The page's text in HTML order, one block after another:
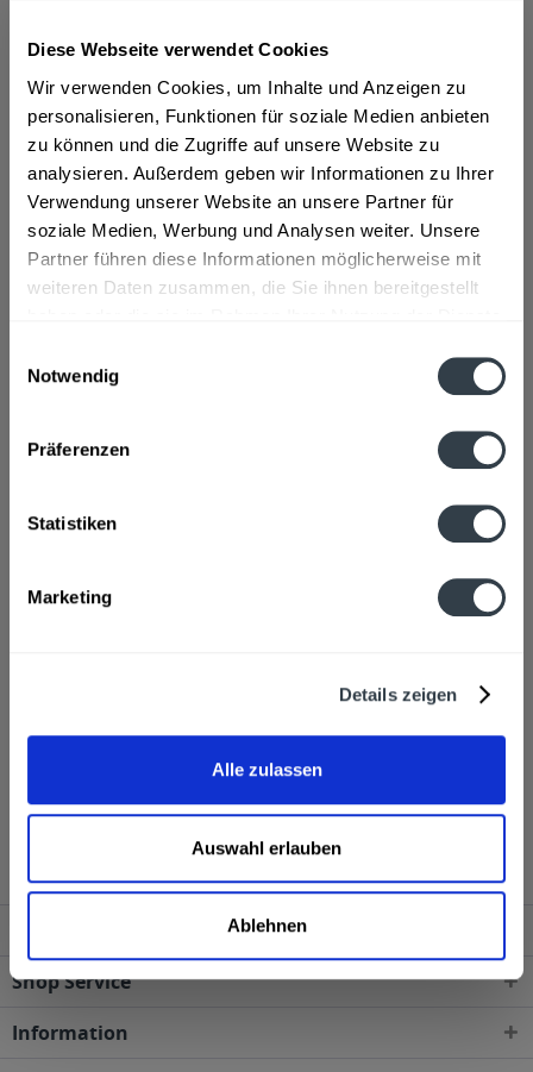
Diese Webseite verwendet Cookies
Wir verwenden Cookies, um Inhalte und Anzeigen zu
personalisieren, Funktionen für soziale Medien anbieten
zu können und die Zugriffe auf unsere Website zu
analysieren. Außerdem geben wir Informationen zu Ihrer
Verwendung unserer Website an unsere Partner für
soziale Medien, Werbung und Analysen weiter. Unsere
Partner führen diese Informationen möglicherweise mit
weiteren Daten zusammen, die Sie ihnen bereitgestellt
Notwendig
Präferenzen
Statistiken
Marketing
Details zeigen
Alle zulassen
Auswahl erlauben
Ablehnen
ab 35,99 € *
Inhalt: 0.7 Liter (51,41 € * / 1 Liter)
inkl. MwSt.ggf. zzgl. Erschwerniszuschlag
Vorrätig
In den Warenkorb
Hersteller
Straße7, Bremen
40,0% volmehr
Kunden haben sich ebenfalls angesehen
Nordes Atlantic Galician Gin 0,7l wird in den
folgenden Regionen, Städten, Orten und Postleitzahl-
Shop Service
Information